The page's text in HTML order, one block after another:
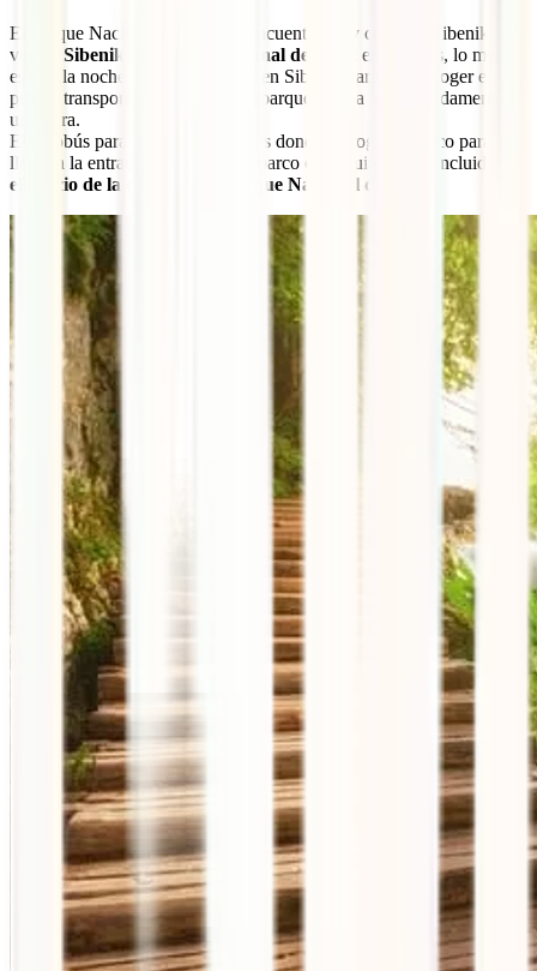
El Parque Nacional de Krka se encuentra muy cerca de Sibenik. Si
vas
de Sibenik al Parque Nacional de Krka
en autobús, lo mejor
es que la noche anterior duermas en Sibenik para poder coger el
primer transporte que va hacia el parque. Tarda aproximadamente
una hora.
El autobús para en Skradin, que es donde se coge un barco para
llegar a la entrada del parque. El barco es gratuito y está incluido en
el precio de la entrada del Parque Nacional de Krka